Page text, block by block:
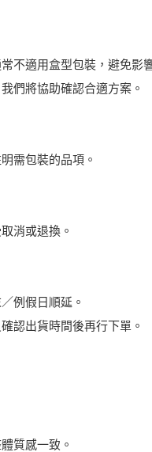
不適用盒型包裝，避免影
們將協助確認合適方案。
需包裝的品項。
消或退換。
例假日順延。
認出貨時間後再行下單。
質感一致。